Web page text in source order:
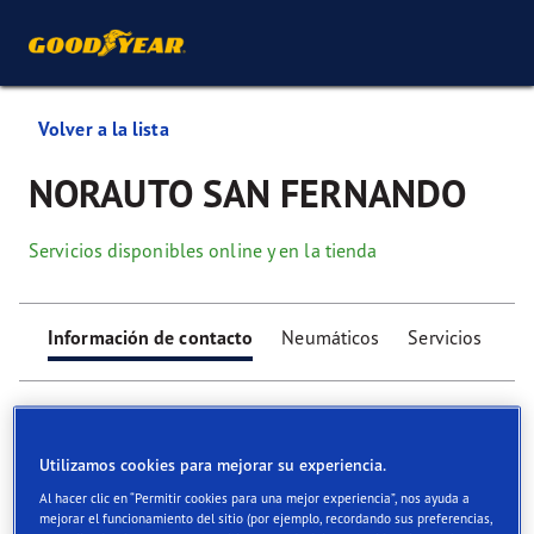
Volver a la lista
NORAUTO SAN FERNANDO
Servicios disponibles online y en la tienda
Información de contacto Neumáticos Servicios
Find your tyres
Utilizamos cookies para mejorar su experiencia.
Al hacer clic en “Permitir cookies para una mejor experiencia”, nos ayuda a
mejorar el funcionamiento del sitio (por ejemplo, recordando sus preferencias,